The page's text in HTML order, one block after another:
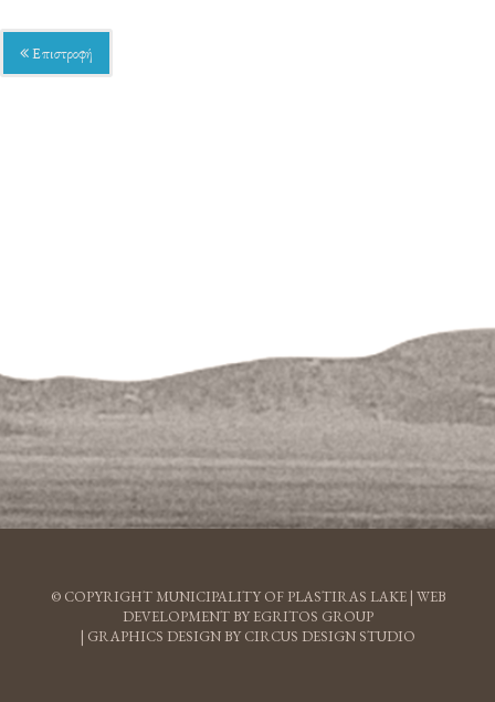
Επιστροφή
© COPYRIGHT MUNICIPALITY OF PLASTIRAS LAKE | WEB
DEVELOPMENT BY EGRITOS GROUP
| GRAPHICS DESIGN BY CIRCUS DESIGN STUDIO